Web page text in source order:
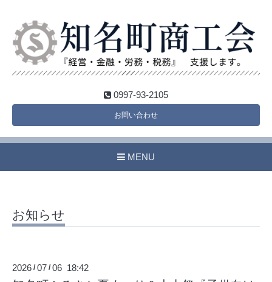
0997-93-2105
お問い合わせ
MENU
お知らせ
2026 /07 /06 18:42